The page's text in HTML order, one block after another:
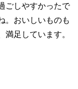
ごしやすかったで
。おいしいものも
足しています。